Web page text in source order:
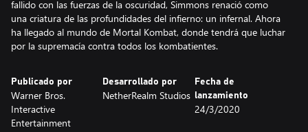
fallido con las fuerzas de la oscuridad, Simmons renació como
una criatura de las profundidades del infierno: un infernal. Ahora
ha llegado al mundo de Mortal Kombat, donde tendrá que luchar
por la supremacía contra todos los kombatientes.
Publicado por
Warner Bros.
Interactive
Entertainment
Desarrollado por
NetherRealm Studios
Fecha de
lanzamiento
24/3/2020